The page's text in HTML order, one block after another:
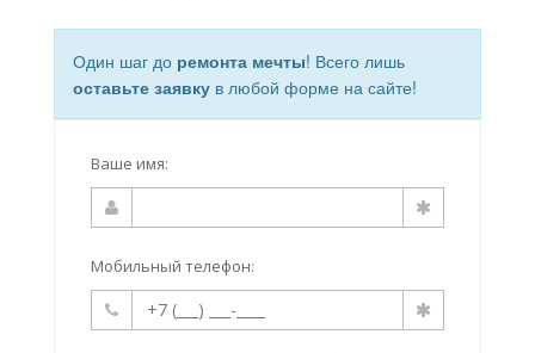
Один шаг до ремонта мечты! Всего лишь
оставьте заявку в любой форме на сайте!
Ваше имя:
Мобильный телефон: